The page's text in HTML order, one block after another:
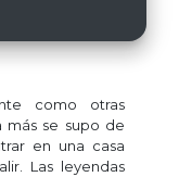
como otras
más se supo de
en una casa
Las leyendas